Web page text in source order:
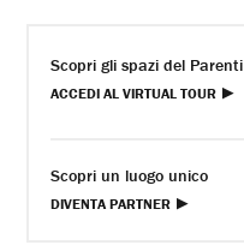
Scopri gli spazi del Parenti
ACCEDI AL VIRTUAL TOUR
Scopri un luogo unico
DIVENTA PARTNER